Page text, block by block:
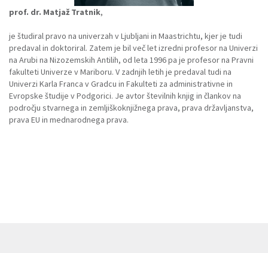
prof. dr. Matjaž Tratnik,
je študiral pravo na univerzah v Ljubljani in Maastrichtu, kjer je tudi
predaval in doktoriral. Zatem je bil več let izredni profesor na Univerzi
na Arubi na Nizozemskih Antilih, od leta 1996 pa je profesor na Pravni
fakulteti Univerze v Mariboru. V zadnjih letih je predaval tudi na
Univerzi Karla Franca v Gradcu in Fakulteti za administrativne in
Evropske študije v Podgorici. Je avtor številnih knjig in člankov na
področju stvarnega in zemljiškoknjižnega prava, prava državljanstva,
prava EU in mednarodnega prava.